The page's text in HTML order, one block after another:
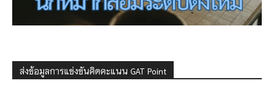
ส่งข้อมูลการแข่งขันคิดคะแนน GAT Point